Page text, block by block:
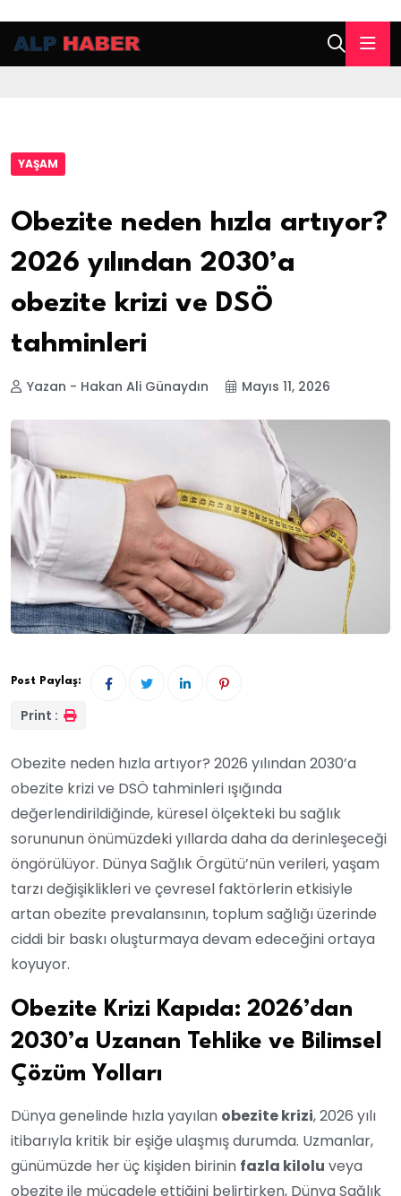
YAŞAM
Obezite neden hızla artıyor?
2026 yılından 2030’a
obezite krizi ve DSÖ
tahminleri
Yazan - Hakan Ali Günaydın Mayıs 11, 2026
Post Paylaş:
Print :
Obezite neden hızla artıyor? 2026 yılından 2030’a
obezite krizi ve DSÖ tahminleri ışığında
değerlendirildiğinde, küresel ölçekteki bu sağlık
sorununun önümüzdeki yıllarda daha da derinleşeceği
öngörülüyor. Dünya Sağlık Örgütü’nün verileri, yaşam
tarzı değişiklikleri ve çevresel faktörlerin etkisiyle
artan obezite prevalansının, toplum sağlığı üzerinde
ciddi bir baskı oluşturmaya devam edeceğini ortaya
koyuyor.
Obezite Krizi Kapıda: 2026’dan
2030’a Uzanan Tehlike ve Bilimsel
Çözüm Yolları
Dünya genelinde hızla yayılan obezite krizi, 2026 yılı
itibarıyla kritik bir eşiğe ulaşmış durumda. Uzmanlar,
günümüzde her üç kişiden birinin fazla kilolu veya
obezite ile mücadele ettiğini belirtirken, Dünya Sağlık